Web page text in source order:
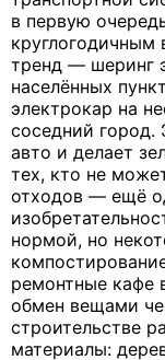
в первую
круглогодичным
тренд — шеринг
населённых
электрокар на
соседний город.
авто и делает
тех, кто не
отходов — ещё
нормой, но
ремонтные кафе
обмен вещами
строительстве
материалы: